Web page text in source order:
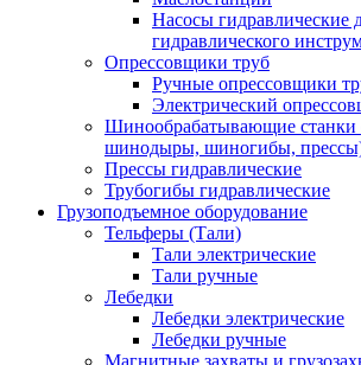
Насосы гидравлические
гидравлического
Опрессовщики труб
Ручные опрессовщики
Электрический
Шинообрабатывающие станки
шинодыры, шиногибы,
Прессы гидравлические
Трубогибы гидравлические
Грузоподъемное оборудование
Тельферы (Тали)
Тали электрические
Тали ручные
Лебедки
Лебедки электрические
Лебедки ручные
Магнитные захваты и